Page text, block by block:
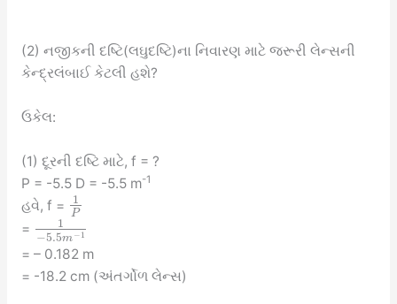
(2) નજીકની દષ્ટિ(લઘુદષ્ટિ)ના નિવારણ માટે જરૂરી લેન્સની
કેન્દ્રલંબાઈ કેટલી હશે?
ઉકેલ:
(1) દૂરની દષ્ટિ માટે, f = ?
P = -5.5 D = -5.5 m-1
હવે, f = 1
P
=
1
−5.5m−1
= – 0.182 m
= -18.2 cm (અંતર્ગોળ લેન્સ)